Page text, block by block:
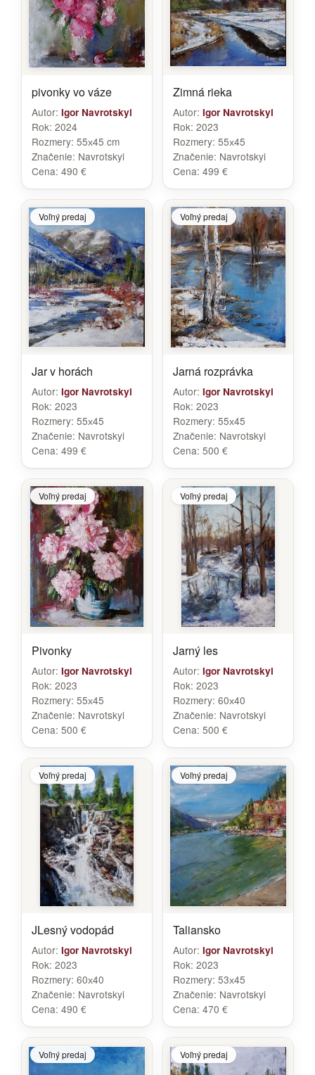
pivonky vo váze
Autor: Igor Navrotskyi
Rok: 2024
Rozmery: 55х45 cm
Značenie: Navrotskyi
Cena: 490 €
Zimná rieka
Autor: Igor Navrotskyi
Rok: 2023
Rozmery: 55х45
Značenie: Navrotskyi
Cena: 499 €
Voľný predaj
Jar v horách
Autor: Igor Navrotskyi
Rok: 2023
Rozmery: 55х45
Značenie: Navrotskyi
Cena: 499 €
Voľný predaj
Jarná rozprávka
Autor: Igor Navrotskyi
Rok: 2023
Rozmery: 55х45
Značenie: Navrotskyi
Cena: 500 €
Voľný predaj
Pivonky
Autor: Igor Navrotskyi
Rok: 2023
Rozmery: 55х45
Značenie: Navrotskyi
Cena: 500 €
Voľný predaj
Jarný les
Autor: Igor Navrotskyi
Rok: 2023
Rozmery: 60х40
Značenie: Navrotskyi
Cena: 500 €
Voľný predaj
JLesný vodopád
Autor: Igor Navrotskyi
Rok: 2023
Rozmery: 60х40
Značenie: Navrotskyi
Cena: 490 €
Voľný predaj
Taliansko
Autor: Igor Navrotskyi
Rok: 2023
Rozmery: 53х45
Značenie: Navrotskyi
Cena: 470 €
Voľný predaj Voľný predaj